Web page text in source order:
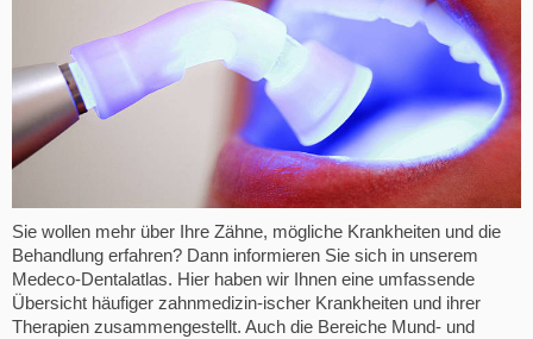
Sie wollen mehr über Ihre Zähne, mögliche Krankheiten und die
Behandlung erfahren? Dann informieren Sie sich in unserem
Medeco-Dentalatlas. Hier haben wir Ihnen eine umfassende
Übersicht häufiger zahnmedizin-ischer Krankheiten und ihrer
Therapien zusammengestellt. Auch die Bereiche Mund- und